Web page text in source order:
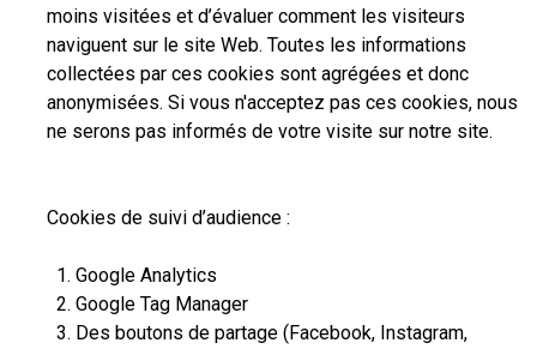
moins visitées et d’évaluer comment les visiteurs
naviguent sur le site Web. Toutes les informations
collectées par ces cookies sont agrégées et donc
anonymisées. Si vous n'acceptez pas ces cookies, nous
ne serons pas informés de votre visite sur notre site.
Cookies de suivi d’audience :
Google Analytics
Google Tag Manager
Des boutons de partage (Facebook, Instagram,